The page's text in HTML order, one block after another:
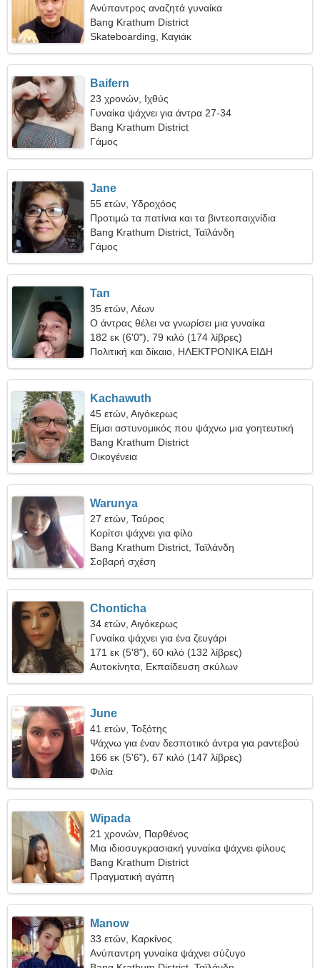
Ανύπαντρος αναζητά γυναίκα
Bang Krathum District
Skateboarding, Καγιάκ
Baifern
23 χρονών, Ιχθύς
Γυναίκα ψάχνει για άντρα 27-34
Bang Krathum District
Γάμος
Jane
55 ετών, Υδροχόος
Προτιμώ τα πατίνια και τα βιντεοπαιχνίδια
Bang Krathum District, Ταϊλάνδη
Γάμος
Tan
35 ετών, Λέων
Ο άντρας θέλει να γνωρίσει μια γυναίκα
182 εκ (6'0"), 79 κιλό (174 λίβρες)
Πολιτική και δίκαιο, ΗΛΕΚΤΡΟΝΙΚΑ ΕΙΔΗ
Kachawuth
45 ετών, Αιγόκερως
Είμαι αστυνομικός που ψάχνω μια γοητευτική
γυναίκα
Bang Krathum District
Οικογένεια
Warunya
27 ετών, Ταύρος
Κορίτσι ψάχνει για φίλο
Bang Krathum District, Ταϊλάνδη
Σοβαρή σχέση
Chonticha
34 ετών, Αιγόκερως
Γυναίκα ψάχνει για ένα ζευγάρι
171 εκ (5'8"), 60 κιλό (132 λίβρες)
Αυτοκίνητα, Εκπαίδευση σκύλων
June
41 ετών, Τοξότης
Ψάχνω για έναν δεσποτικό άντρα για ραντεβού
166 εκ (5'6"), 67 κιλό (147 λίβρες)
Φιλία
Wipada
21 χρονών, Παρθένος
Μια ιδιοσυγκρασιακή γυναίκα ψάχνει φίλους
Bang Krathum District
Πραγματική αγάπη
Manow
33 ετών, Καρκίνος
Ανύπαντρη γυναίκα ψάχνει σύζυγο